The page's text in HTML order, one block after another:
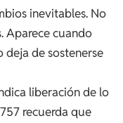
inevitables. No
Aparece cuando
deja de sostenerse
liberación de lo
recuerda que